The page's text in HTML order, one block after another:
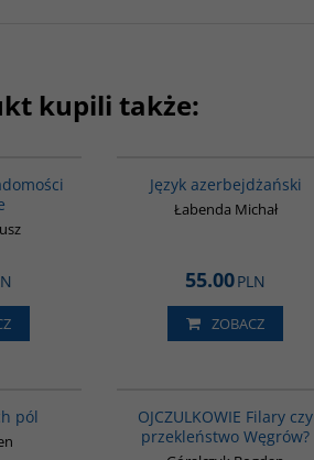
kupili także:
Język azerbejdżański
Łabenda Michał
55.00PLN
ZOBACZ
pól
OJCZULKOWIE Filary czy
przekleństwo Węgrów?